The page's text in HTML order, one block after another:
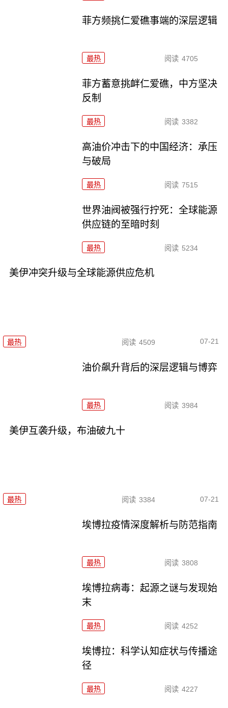
菲方频挑仁爱礁事端的深层逻辑
最热 阅读 4705
菲方蓄意挑衅仁爱礁，中方坚决
反制
最热 阅读 3382
高油价冲击下的中国经济：承压
与破局
最热 阅读 7515
世界油阀被强行拧死：全球能源
供应链的至暗时刻
最热 阅读 5234
美伊冲突升级与全球能源供应危机
最热 阅读 4509 07-21
油价飙升背后的深层逻辑与博弈
最热 阅读 3984
美伊互袭升级，布油破九十
最热 阅读 3384 07-21
埃博拉疫情深度解析与防范指南
最热 阅读 3808
埃博拉病毒：起源之谜与发现始
末
最热 阅读 4252
埃博拉：科学认知症状与传播途
径
最热 阅读 4227